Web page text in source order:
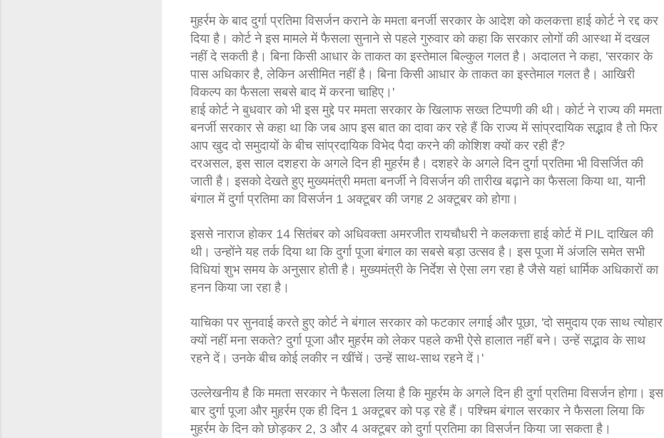
मुहर्रम के बाद दुर्गा प्रतिमा विसर्जन कराने के ममता बनर्जी सरकार के आदेश को कलकत्ता हाई कोर्ट ने रद्द कर
दिया है। कोर्ट ने इस मामले में फैसला सुनाने से पहले गुरुवार को कहा कि सरकार लोगों की आस्था में दखल
नहीं दे सकती है। बिना किसी आधार के ताकत का इस्तेमाल बिल्कुल गलत है। अदालत ने कहा, 'सरकार के
पास अधिकार है, लेकिन असीमित नहीं है। बिना किसी आधार के ताकत का इस्तेमाल गलत है। आखिरी
विकल्प का फैसला सबसे बाद में करना चाहिए।'
हाई कोर्ट ने बुधवार को भी इस मुद्दे पर ममता सरकार के खिलाफ सख्त टिप्पणी की थी। कोर्ट ने राज्य की ममता
बनर्जी सरकार से कहा था कि जब आप इस बात का दावा कर रहे हैं कि राज्य में सांप्रदायिक सद्भाव है तो फिर
आप खुद दो समुदायों के बीच सांप्रदायिक विभेद पैदा करने की कोशिश क्यों कर रही हैं?
दरअसल, इस साल दशहरा के अगले दिन ही मुहर्रम है। दशहरे के अगले दिन दुर्गा प्रतिमा भी विसर्जित की
जाती है। इसको देखते हुए मुख्यमंत्री ममता बनर्जी ने विसर्जन की तारीख बढ़ाने का फैसला किया था, यानी
बंगाल में दुर्गा प्रतिमा का विसर्जन 1 अक्टूबर की जगह 2 अक्टूबर को होगा।
इससे नाराज होकर 14 सितंबर को अधिवक्ता अमरजीत रायचौधरी ने कलकत्ता हाई कोर्ट में PIL दाखिल की
थी। उन्होंने यह तर्क दिया था कि दुर्गा पूजा बंगाल का सबसे बड़ा उत्सव है। इस पूजा में अंजलि समेत सभी
विधियां शुभ समय के अनुसार होती है। मुख्यमंत्री के निर्देश से ऐसा लग रहा है जैसे यहां धार्मिक अधिकारों का
हनन किया जा रहा है।
याचिका पर सुनवाई करते हुए कोर्ट ने बंगाल सरकार को फटकार लगाई और पूछा, 'दो समुदाय एक साथ त्योहार
क्यों नहीं मना सकते? दुर्गा पूजा और मुहर्रम को लेकर पहले कभी ऐसे हालात नहीं बने। उन्हें सद्भाव के साथ
रहने दें। उनके बीच कोई लकीर न खींचें। उन्हें साथ-साथ रहने दें।'
उल्लेखनीय है कि ममता सरकार ने फैसला लिया है कि मुहर्रम के अगले दिन ही दुर्गा प्रतिमा विसर्जन होगा। इस
बार दुर्गा पूजा और मुहर्रम एक ही दिन 1 अक्टूबर को पड़ रहे हैं। पश्चिम बंगाल सरकार ने फैसला लिया कि
मुहर्रम के दिन को छोड़कर 2, 3 और 4 अक्टूबर को दुर्गा प्रतिमा का विसर्जन किया जा सकता है।